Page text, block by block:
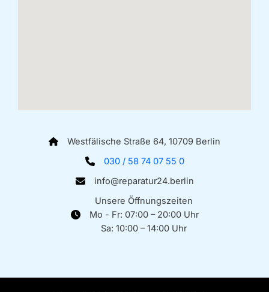
Westfälische Straße 64, 10709 Berlin
030 / 58 74 07 55 0
info@reparatur24.berlin
Unsere Öffnungszeiten
Mo - Fr: 07:00 – 20:00 Uhr
Sa: 10:00 – 14:00 Uhr